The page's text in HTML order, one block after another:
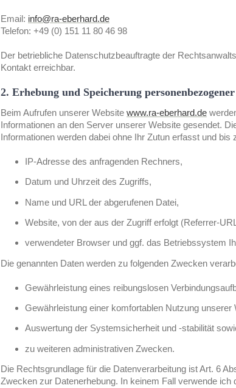
Email: info@ra-eberhard.de
Telefon: +49 (0) 151 11 80 46 98
Der betriebliche Datenschutzbeauftragte der
Kontakt erreichbar.
2. Erhebung und Speicherung
Beim Aufrufen unserer Website www.ra-eberhard.de
Informationen an den Server unserer Website gesendet.
Informationen werden dabei ohne Ihr Zutun erfasst und
IP-Adresse des anfragenden Rechners,
Datum und Uhrzeit des Zugriffs,
Name und URL der abgerufenen Datei,
Website, von der aus der Zugriff erfolgt (Referrer-
verwendeter Browser und ggf. das Betriebssystem
Die genannten Daten werden zu folgenden Zwecken
Gewährleistung eines reibungslosen
Gewährleistung einer komfortablen Nutzung unserer
Auswertung der Systemsicherheit und -stabilität
zu weiteren administrativen Zwecken.
Die Rechtsgrundlage für die Datenverarbeitung ist Art. 6
Zwecken zur Datenerhebung. In keinem Fall verwende